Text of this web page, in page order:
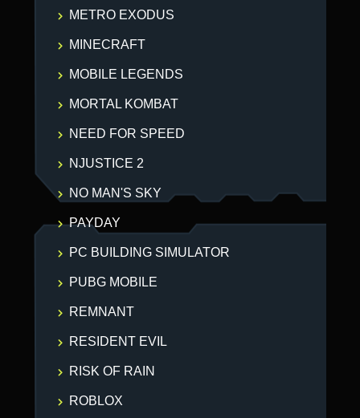
METRO EXODUS
MINECRAFT
MOBILE LEGENDS
MORTAL KOMBAT
NEED FOR SPEED
NJUSTICE 2
NO MAN'S SKY
PAYDAY
PC BUILDING SIMULATOR
PUBG MOBILE
REMNANT
RESIDENT EVIL
RISK OF RAIN
ROBLOX